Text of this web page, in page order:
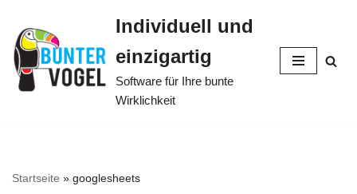
Zum
Inhalt
springen
Individuell und
einzigartig
Software für Ihre bunte
Wirklichkeit
Startseite » googlesheets